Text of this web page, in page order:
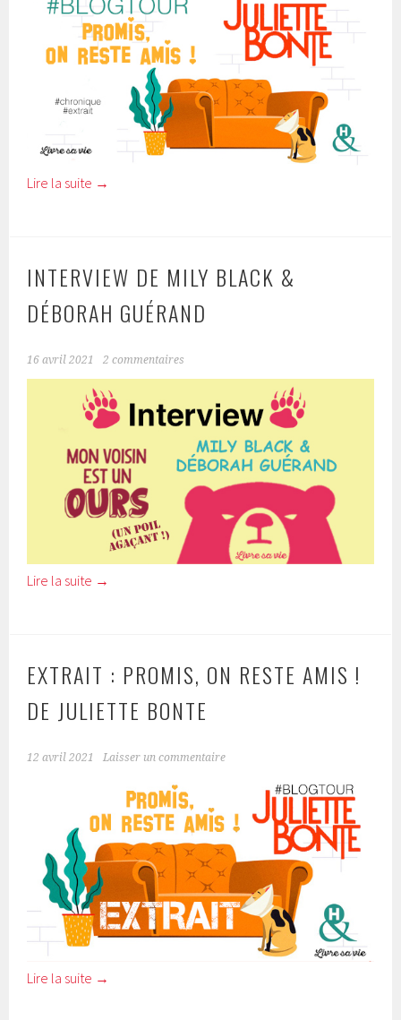
Lire la suite →
INTERVIEW DE MILY BLACK &
DÉBORAH GUÉRAND
16 avril 2021 2 commentaires
Lire la suite →
EXTRAIT : PROMIS, ON RESTE AMIS !
DE JULIETTE BONTE
12 avril 2021 Laisser un commentaire
Lire la suite →